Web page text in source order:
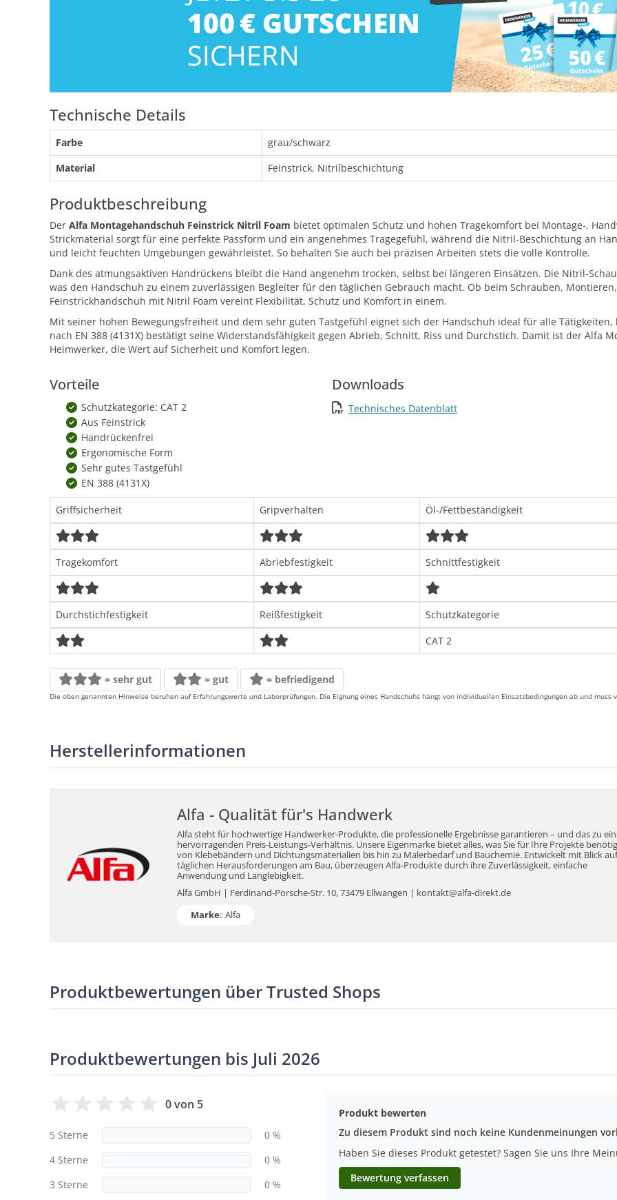
Technische Details
Farbe
grau/schwarz
Material
Feinstrick, Nitrilbeschichtung
Produktbeschreibung
Der Alfa Montagehandschuh Feinstrick Nitril Foam bietet optimalen Schutz und hohen Tragekomfort bei Montage-,
Strickmaterial sorgt für eine perfekte Passform und ein angenehmes Tragegefühl, während die Nitril-Beschichtung an
und leicht feuchten Umgebungen gewährleistet. So behalten Sie auch bei präzisen Arbeiten stets die volle Kontrolle.
Dank des atmungsaktiven Handrückens bleibt die Hand angenehm trocken, selbst bei längeren Einsätzen. Die Nitril-
was den Handschuh zu einem zuverlässigen Begleiter für den täglichen Gebrauch macht. Ob beim Schrauben,
Feinstrickhandschuh mit Nitril Foam vereint Flexibilität, Schutz und Komfort in einem.
Mit seiner hohen Bewegungsfreiheit und dem sehr guten Tastgefühl eignet sich der Handschuh ideal für alle
nach EN 388 (4131X) bestätigt seine Widerstandsfähigkeit gegen Abrieb, Schnitt, Riss und Durchstich. Damit ist der Alfa
Heimwerker, die Wert auf Sicherheit und Komfort legen.
Vorteile
Schutzkategorie: CAT 2
Aus Feinstrick
Handrückenfrei
Ergonomische Form
Sehr gutes Tastgefühl
EN 388 (4131X)
Downloads
Technisches Datenblatt
Griffsicherheit Gripverhalten Öl-/Fettbeständigkeit
Tragekomfort Abriebfestigkeit Schnittfestigkeit
Durchstichfestigkeit Reißfestigkeit Schutzkategorie
CAT 2
= sehr gut = gut = befriedigend
Die oben genannten Hinweise beruhen auf Erfahrungswerte und Laborprüfungen. Die Eignung eines Handschuhs hängt von individuellen Einsatzbedingungen ab und muss
Herstellerinformationen
Alfa - Qualität für's Handwerk
Alfa steht für hochwertige Handwerker-Produkte, die professionelle Ergebnisse garantieren – und das zu
hervorragenden Preis-Leistungs-Verhältnis. Unsere Eigenmarke bietet alles, was Sie für Ihre Projekte
von Klebebändern und Dichtungsmaterialien bis hin zu Malerbedarf und Bauchemie. Entwickelt mit Blick
täglichen Herausforderungen am Bau, überzeugen Alfa-Produkte durch ihre Zuverlässigkeit, einfache
Anwendung und Langlebigkeit.
Alfa GmbH | Ferdinand-Porsche-Str. 10, 73479 Ellwangen | kontakt@alfa-direkt.de
Marke: Alfa
Produktbewertungen über Trusted Shops
Produktbewertungen bis Juli 2026
0 von 5
5 Sterne
0 %
4 Sterne
0 %
3 Sterne
0 %
Produkt bewerten
Zu diesem Produkt sind noch keine Kundenmeinungen
Haben Sie dieses Produkt getestet? Sagen Sie uns Ihre
Bewertung verfassen